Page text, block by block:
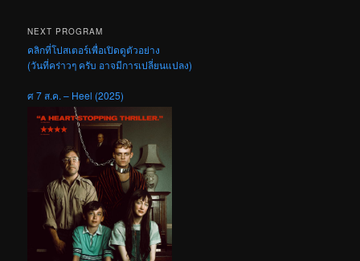
NEXT PROGRAM
คลิกที่โปสเตอร์เพื่อเปิดดูตัวอย่าง
(วันที่คร่าวๆ ครับ อาจมีการเปลี่ยนแปลง)
ศ 7 ส.ค. – Heel (2025)